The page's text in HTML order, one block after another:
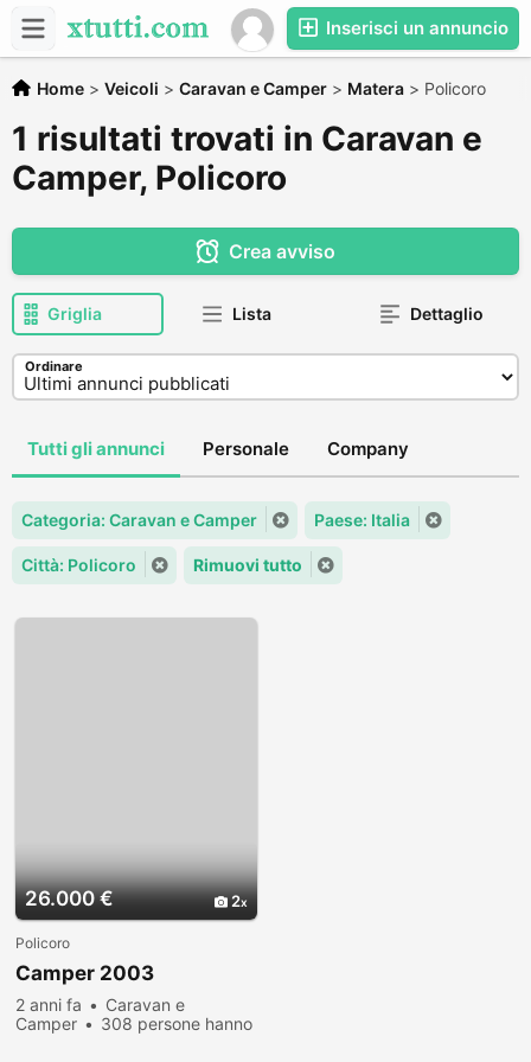
Inserisci un annuncio
Home > Veicoli > Caravan e Camper > Matera > Policoro
1 risultati trovati in Caravan e
Camper, Policoro
Crea avviso
Griglia Lista Dettaglio
Ordinare
Tutti gli annunci Personale Company
Categoria: Caravan e Camper Paese: Italia
Città: Policoro Rimuovi tutto
26.000 € 2
Policoro
Camper 2003
2 anni fa
Caravan e
Camper
308 persone hanno